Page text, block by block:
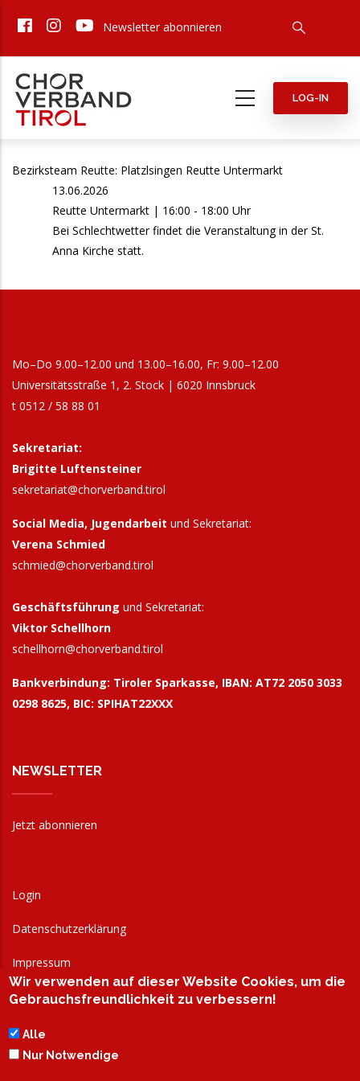
zum
Newsletter abonnieren
LOG-IN
Bezirksteam Reutte: Platzlsingen Reutte Untermarkt
13.06.2026
Reutte Untermarkt | 16:00 - 18:00 Uhr
Bei Schlechtwetter findet die Veranstaltung in der St.
Anna Kirche statt.
Mo–Do 9.00–12.00 und 13.00–16.00, Fr: 9.00–12.00
Universitätsstraße 1, 2. Stock | 6020 Innsbruck
t 0512 / 58 88 01
Sekretariat:
Brigitte Luftensteiner
sekretariat@chorverband.tirol
Social Media, Jugendarbeit und Sekretariat:
Verena Schmied
schmied@chorverband.tirol
Geschäftsführung und Sekretariat:
Viktor Schellhorn
schellhorn@chorverband.tirol
Bankverbindung: Tiroler Sparkasse, IBAN: AT72 2050 3033
0298 8625, BIC: SPIHAT22XXX
NEWSLETTER
Jetzt abonnieren
Login
Datenschutzerklärung
Impressum
AGB
Wir verwenden auf dieser Website Cookies, um die
Gebrauchsfreundlichkeit zu verbessern!
Alle
Nur Notwendige